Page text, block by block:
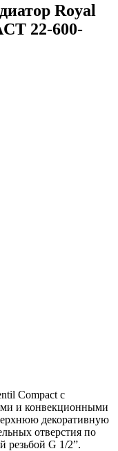
Royal
22-600-
Compact с
и конвекционными
декоративную
отверстия по
резьбой G 1/2”.